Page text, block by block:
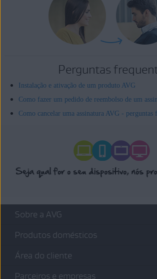
Perguntas
Instalação e ativação de um produto AVG
Como fazer um pedido de reembolso de um
Como cancelar uma assinatura AVG - perguntas
Sobre a AVG
Produtos domésticos
Área do cliente
Parceiros e empresas